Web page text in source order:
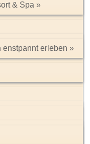
& Spa
enstpannt erleben